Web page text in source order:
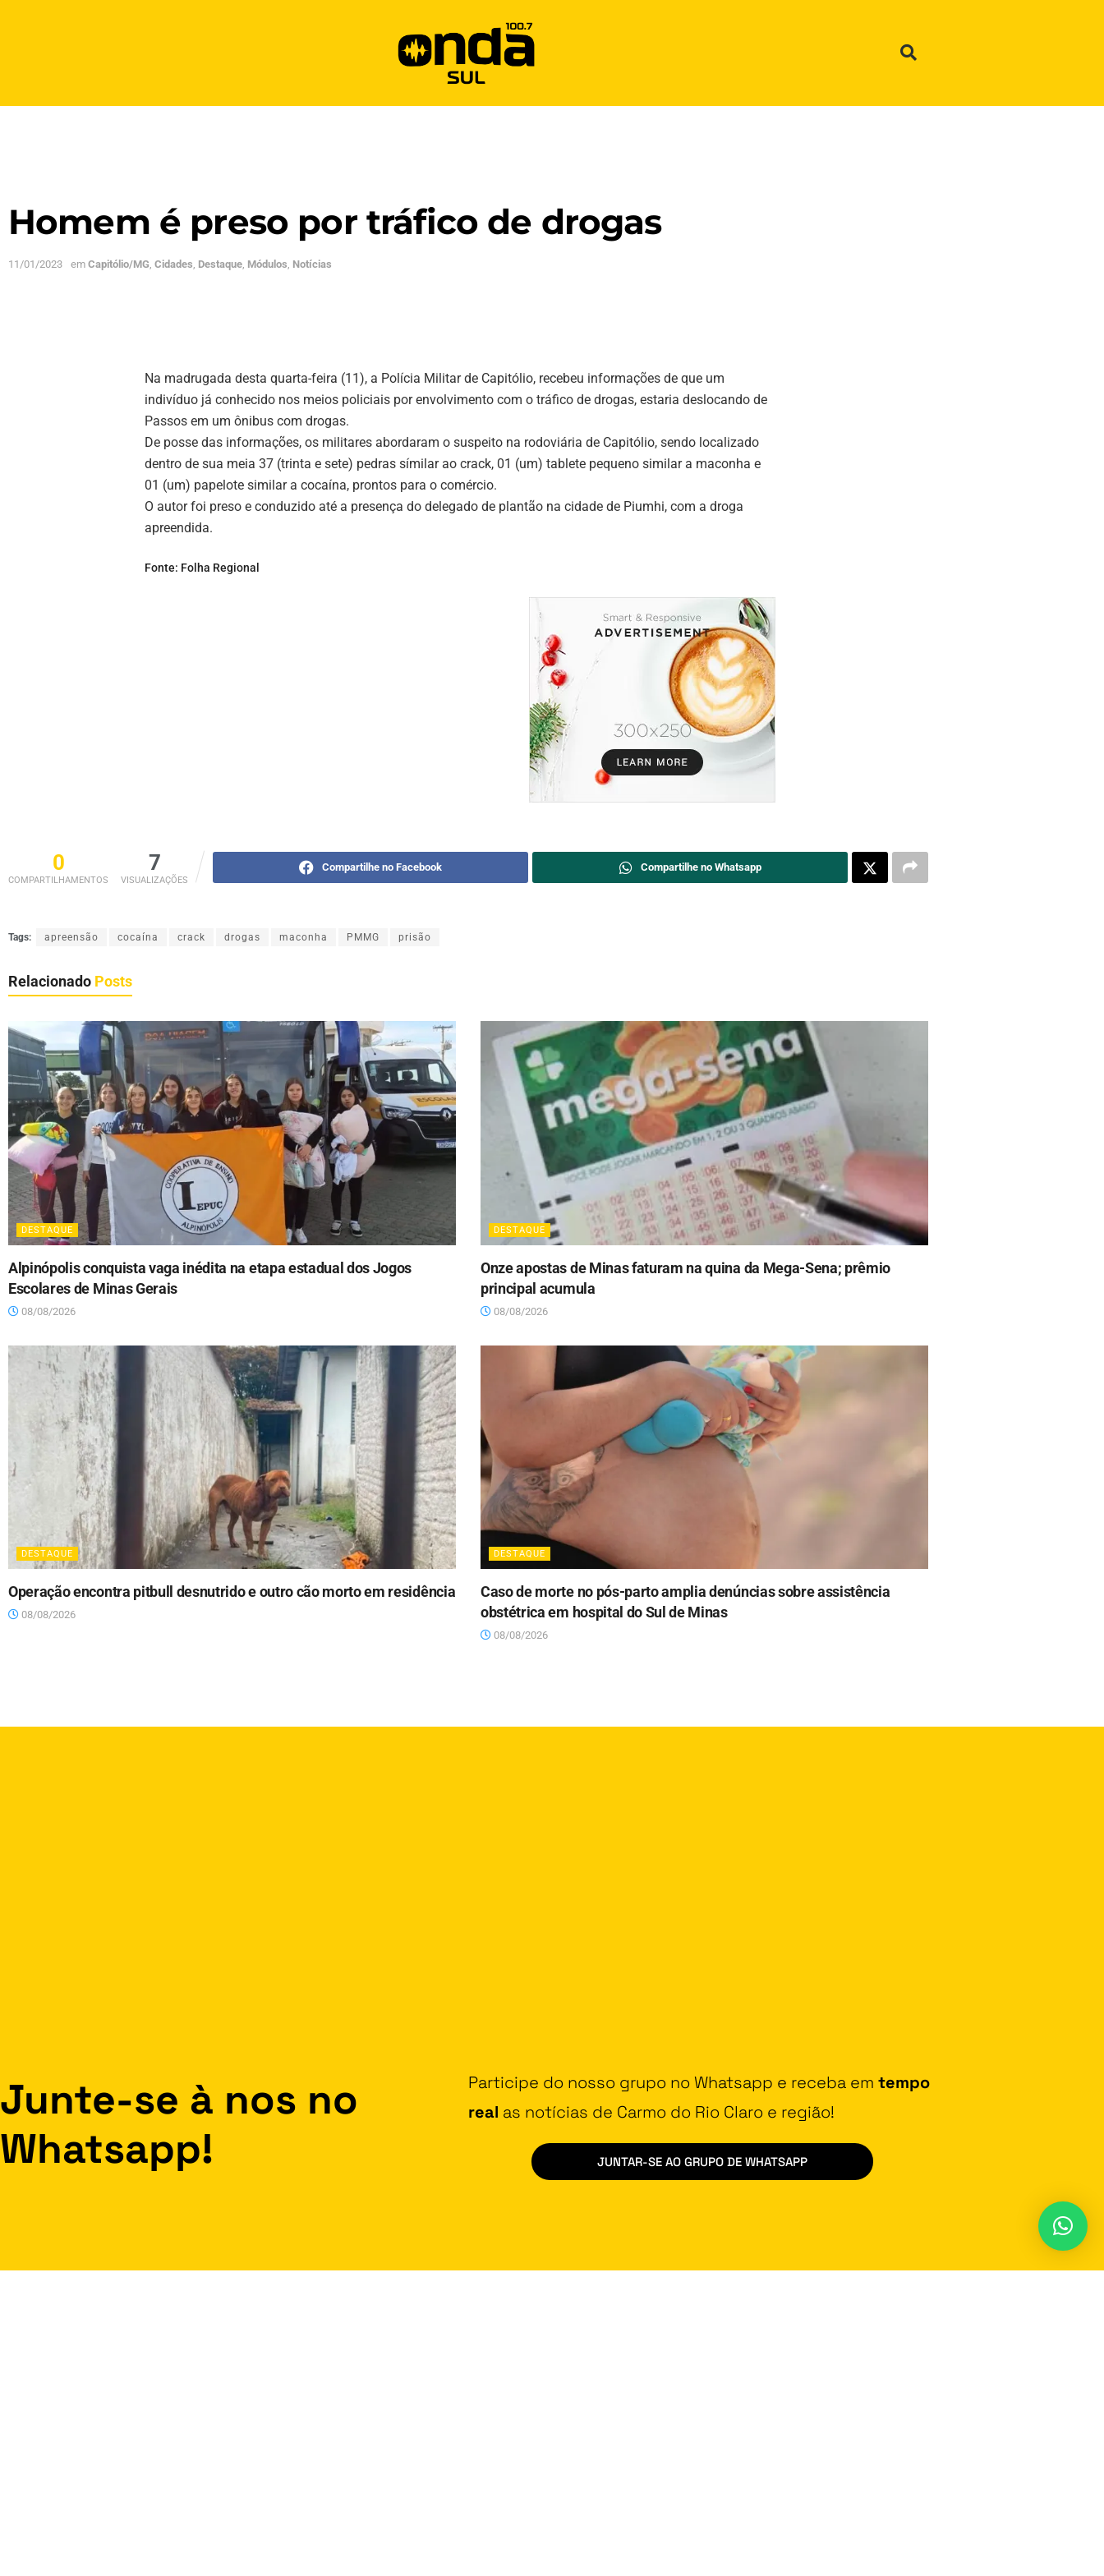
Homem é preso por tráfico de drogas
11/01/2023 em Capitólio/MG Cidades Destaque Módulos Notícias
Na madrugada desta quarta-feira (11), a Polícia Militar de Capitólio, recebeu informações de que um
indivíduo já conhecido nos meios policiais por envolvimento com o tráfico de drogas, estaria deslocando de
Passos em um ônibus com drogas.
De posse das informações, os militares abordaram o suspeito na rodoviária de Capitólio, sendo localizado
dentro de sua meia 37 (trinta e sete) pedras símilar ao crack, 01 (um) tablete pequeno similar a maconha e
01 (um) papelote similar a cocaína, prontos para o comércio.
O autor foi preso e conduzido até a presença do delegado de plantão na cidade de Piumhi, com a droga
apreendida.
Fonte: Folha Regional
0
COMPARTILHAMENTOS
7
VISUALIZAÇÕES
Compartilhe no Facebook Compartilhe no Whatsapp
Tags: apreensão cocaína crack drogas maconha PMMG prisão
Relacionado Posts
DESTAQUE
Alpinópolis conquista vaga inédita na etapa estadual dos Jogos
Escolares de Minas Gerais
08/08/2026
DESTAQUE
Onze apostas de Minas faturam na quina da Mega-Sena; prêmio
principal acumula
08/08/2026
DESTAQUE
Operação encontra pitbull desnutrido e outro cão morto em residência
08/08/2026
DESTAQUE
Caso de morte no pós-parto amplia denúncias sobre assistência
obstétrica em hospital do Sul de Minas
08/08/2026
Junte-se à nos no
Whatsapp!
Participe do nosso grupo no Whatsapp e receba em tempo
real as notícias de Carmo do Rio Claro e região!
JUNTAR-SE AO GRUPO DE WHATSAPP